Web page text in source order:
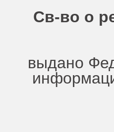
Св-во о
выдано